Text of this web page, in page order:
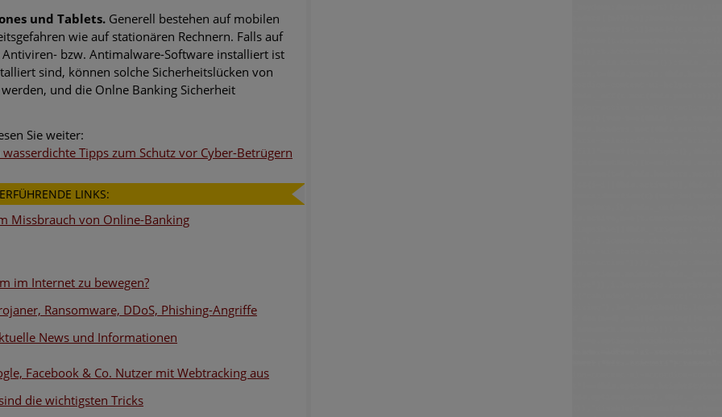
und Tablets.Generell bestehen auf mobilen
wie auf stationären Rechnern. Falls auf
bzw. Antimalware-Software installiert ist
sind, können solche Sicherheitslücken von
und die Onlne Banking Sicherheit
Sie weiter:
Tipps zum Schutz vor Cyber-Betrügern
LINKS:
Missbrauch von Online-Banking
im Internet zu bewegen?
Ransomware, DDoS, Phishing-Angriffe
ktuelle News und Informationen
Facebook & Co. Nutzer mit Webtracking aus
die wichtigsten Tricks